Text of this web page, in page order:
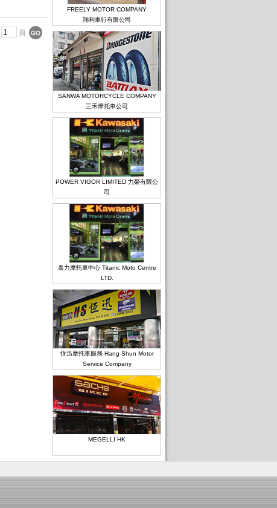
頁
FREELY MOTOR COMPANY
翔利車行有限公司
SANWA MOTORCYCLE COMPANY
三禾摩托車公司
POWER VIGOR LIMITED 力榮有限公
司
泰力摩托車中心 Titanic Moto Centre
LTD.
恆迅摩托車服務 Hang Shun Motor
Service Company
MEGELLI HK